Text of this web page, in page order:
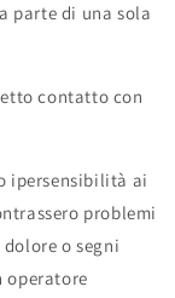
parte di una sola
contatto con
ipersensibilità ai
problemi
o segni
operatore